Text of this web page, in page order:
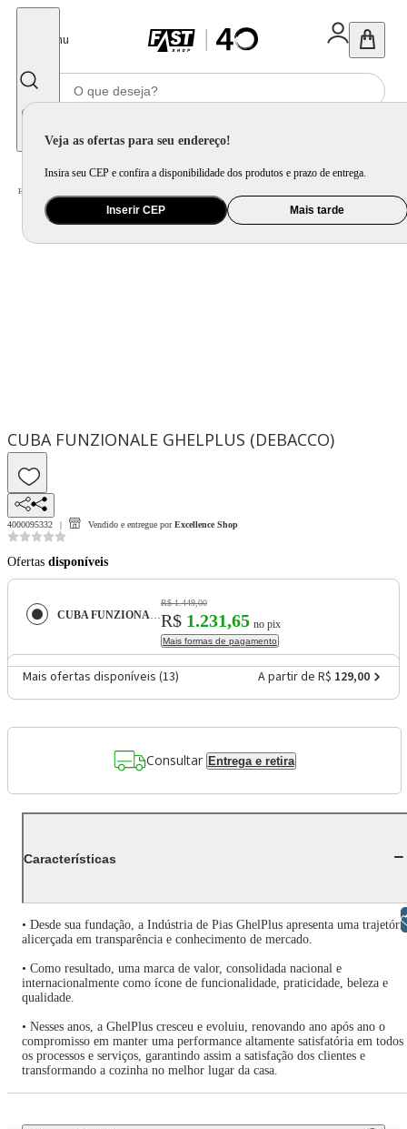
Menu
Veja as ofertas para seu endereço!
Insira seu CEP e confira a disponibilidade dos produtos e prazo de entrega.
Inserir CEP Mais tarde
Home
CUBA FUNZIONALE GHELPLUS (DEBACCO)
4000095332 Vendido e entregue por Excellence Shop
Ofertas disponíveis
CUBA FUNZIONALE GHELPLUS (DEBACCO)
R$ 1.449,00
R$ 1.231,65 no pix
Mais formas de pagamento
Mais ofertas disponíveis (13) A partir de R$ 129,00
Consultar Entrega e retira
Características
• Desde sua fundação, a Indústria de Pias GhelPlus apresenta uma
alicerçada em transparência e conhecimento de mercado.
• Como resultado, uma marca de valor, consolidada nacional e
internacionalmente como ícone de funcionalidade, praticidade, beleza e
qualidade.
• Nesses anos, a GhelPlus cresceu e evoluiu, renovando ano após ano o
compromisso em manter uma performance altamente satisfatória em todos
os processos e serviços, garantindo assim a satisfação dos clientes e
transformando a cozinha no melhor lugar da casa.
Libras